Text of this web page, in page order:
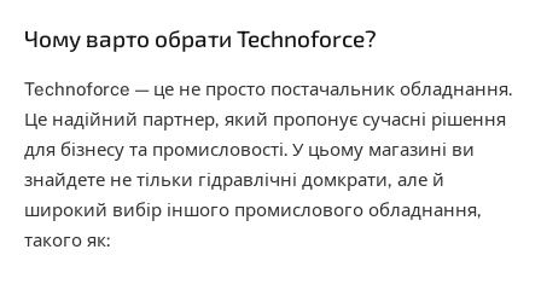
Чому варто обрати Technoforce?
Technoforce — це не просто постачальник обладнання.
Це надійний партнер, який пропонує сучасні рішення
для бізнесу та промисловості. У цьому магазині ви
знайдете не тільки гідравлічні домкрати, але й
широкий вибір іншого промислового обладнання,
такого як: